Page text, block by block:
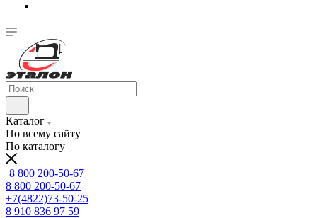
Каталог
По всему сайту
По каталогу
8 800 200-50-67
8 800 200-50-67
+7(4822)73-50-25
8 910 836 97 59